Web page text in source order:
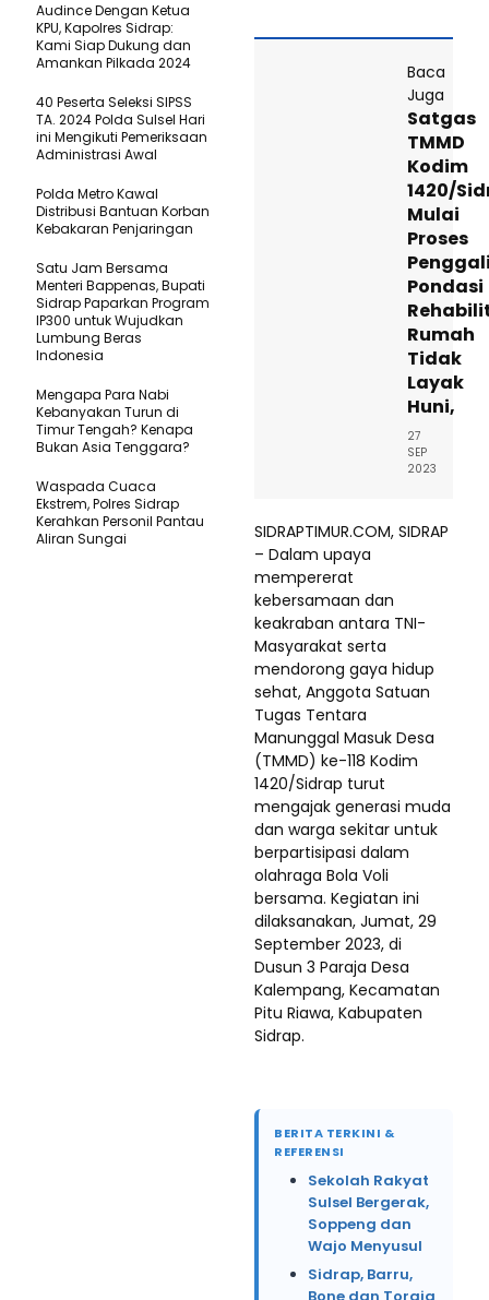
Baca
Juga
Satgas
TMMD
Kodim
1420/
Mulai
Proses
Pondasi
Rumah
Tidak
Layak
Huni,
27
SEP
2023
SIDRAPTIMUR.COM, SIDRAP
– Dalam upaya
mempererat
kebersamaan dan
keakraban antara TNI-
Masyarakat serta
mendorong gaya hidup
sehat, Anggota Satuan
Tugas Tentara
Manunggal Masuk Desa
(TMMD) ke-118 Kodim
1420/Sidrap turut
mengajak generasi muda
dan warga sekitar untuk
berpartisipasi dalam
olahraga Bola Voli
bersama. Kegiatan ini
dilaksanakan, Jumat, 29
September 2023, di
Dusun 3 Paraja Desa
Kalempang, Kecamatan
Pitu Riawa, Kabupaten
Sidrap.
BERITA TERKINI &
REFERENSI
Sekolah Rakyat
Sulsel Bergerak,
Soppeng dan
Wajo Menyusul
Sidrap, Barru,
Audince Dengan Ketua
KPU, Kapolres Sidrap:
Kami Siap Dukung dan
Amankan Pilkada 2024
40 Peserta Seleksi SIPSS
TA. 2024 Polda Sulsel Hari
ini Mengikuti Pemeriksaan
Administrasi Awal
Polda Metro Kawal
Distribusi Bantuan Korban
Kebakaran Penjaringan
Satu Jam Bersama
Menteri Bappenas, Bupati
Sidrap Paparkan Program
IP300 untuk Wujudkan
Lumbung Beras
Indonesia
Mengapa Para Nabi
Kebanyakan Turun di
Timur Tengah? Kenapa
Bukan Asia Tenggara?
Waspada Cuaca
Ekstrem, Polres Sidrap
Kerahkan Personil Pantau
Aliran Sungai